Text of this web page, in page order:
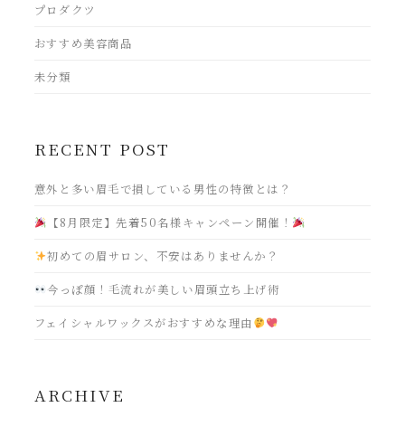
プロダクツ
おすすめ美容商品
未分類
RECENT POST
意外と多い眉毛で損している男性の特徴とは？
【8月限定】先着50名様キャンペーン開催！
初めての眉サロン、不安はありませんか？
今っぽ顔！毛流れが美しい眉頭立ち上げ術
フェイシャルワックスがおすすめな理由
ARCHIVE